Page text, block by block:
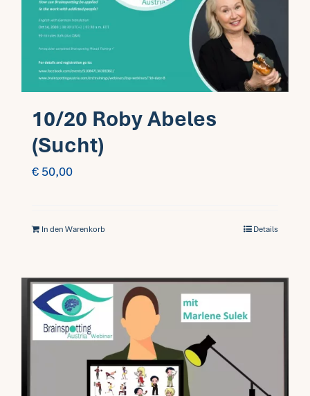
Fragen FAQ
Kontakt
Mein Account
10/20 Roby Abeles
(Sucht)
€ 50,00
In den Warenkorb Details